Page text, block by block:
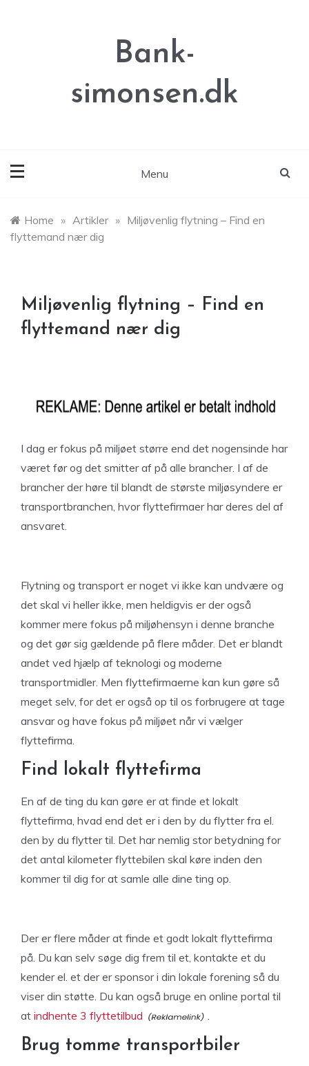
Bank-
simonsen.dk
Menu
Home » Artikler » Miljøvenlig flytning – Find en
flyttemand nær dig
Miljøvenlig flytning – Find en
flyttemand nær dig
I dag er fokus på miljøet større end det nogensinde har
været før og det smitter af på alle brancher. I af de
brancher der høre til blandt de største miljøsyndere er
transportbranchen, hvor flyttefirmaer har deres del af
ansvaret.
Flytning og transport er noget vi ikke kan undvære og
det skal vi heller ikke, men heldigvis er der også
kommer mere fokus på miljøhensyn i denne branche
og det gør sig gældende på flere måder. Det er blandt
andet ved hjælp af teknologi og moderne
transportmidler. Men flyttefirmaerne kan kun gøre så
meget selv, for det er også op til os forbrugere at tage
ansvar og have fokus på miljøet når vi vælger
flyttefirma.
Find lokalt flyttefirma
En af de ting du kan gøre er at finde et lokalt
flyttefirma, hvad end det er i den by du flytter fra el.
den by du flytter til. Det har nemlig stor betydning for
det antal kilometer flyttebilen skal køre inden den
kommer til dig for at samle alle dine ting op.
Der er flere måder at finde et godt lokalt flyttefirma
på. Du kan selv søge dig frem til et, kontakte et du
kender el. et der er sponsor i din lokale forening så du
viser din støtte. Du kan også bruge en online portal til
at indhente 3 flyttetilbud .
Brug tomme transportbiler